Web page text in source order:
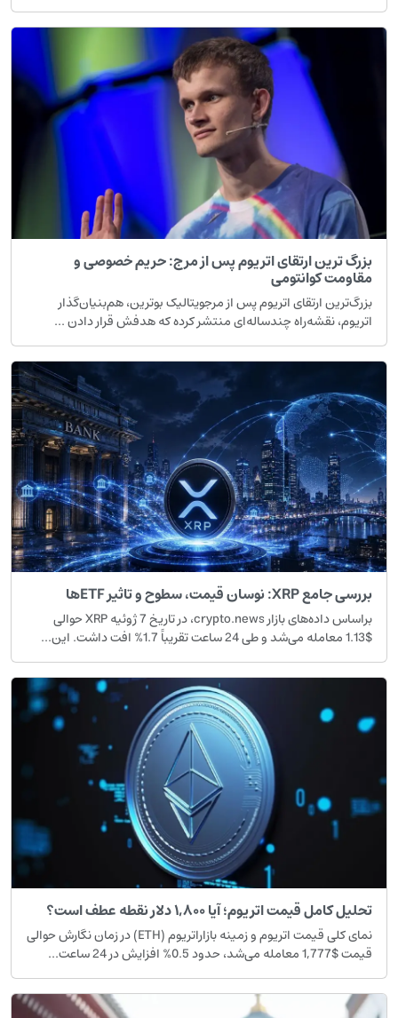
بزرگ ترین ارتقای اتریوم پس از مرج: حریم خصوصی و
مقاومت کوانتومی
بزرگ‌ترین ارتقای اتریوم پس از مرجویتالیک بوترین، هم‌بنیان‌گذار
اتریوم، نقشه‌راه چندساله‌ای منتشر کرده که هدفش قرار دادن ...
بررسی جامع XRP: نوسان قیمت، سطوح و تاثیر ETFها
براساس داده‌های بازار crypto.news، در تاریخ 7 ژوئیه XRP حوالی
$1.13 معامله می‌شد و طی 24 ساعت تقریباً 1.7% افت داشت. این...
تحلیل کامل قیمت اتریوم؛ آیا ۱,۸۰۰ دلار نقطه عطف است؟
نمای کلی قیمت اتریوم و زمینه بازاراتریوم (ETH) در زمان نگارش حوالی
قیمت $1,777 معامله می‌شد، حدود 0.5% افزایش در 24 ساعت...